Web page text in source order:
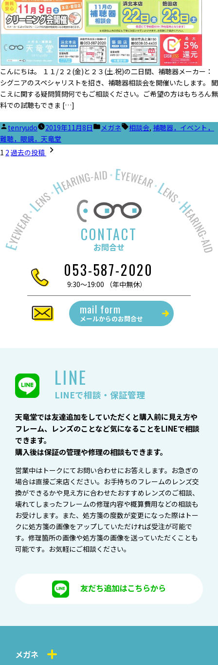
こんにちは。 １１/２２(金)と２３(土.祝)の二日間、補聴器メーカー：
シグニアのスペシャリストを招き、補聴器相談会を開催いたします。 聞
こえに関する疑問質問何でもご相談ください。ご希望の方はもちろん無
料での試聴もできま […]
投
稿
者:
tenryudo 2019年11月8日
カ
ー:
メガネ
タ
相談会, 補聴器，イベント，
難聴，眼鏡，天竜堂
投
1 2 過去の投稿
CONTACT
お問合せ
053-587-2020
9:30～19:00 （年中無休）
mail form
メールからのお問合せ
LINE
LINEで相談・保証管理
天竜堂では友達追加をしていただくと購入前に見え方や
フレーム、レンズのことなど気になることをLINEで相談
できます。
購入後は保証の管理や修理の相談もできます。
営業中はトークにてお問い合わせにお答えします。お急ぎの
場合は直接ご来店ください。お手持ちのフレームのレンズ交
換ができるかや見え方に合わせたおすすめレンズのご相談、
壊れてしまったフレームの修理内容や概算費用などの相談も
お受けします。また、処方箋の度数が変更になった際はトー
クに処方箋の画像をアップしていただければ受注が可能で
す。修理箇所の画像や処方箋の画像を送っていただくことも
可能です。お気軽にご相談ください。
友だち追加はこちらから
メガネ